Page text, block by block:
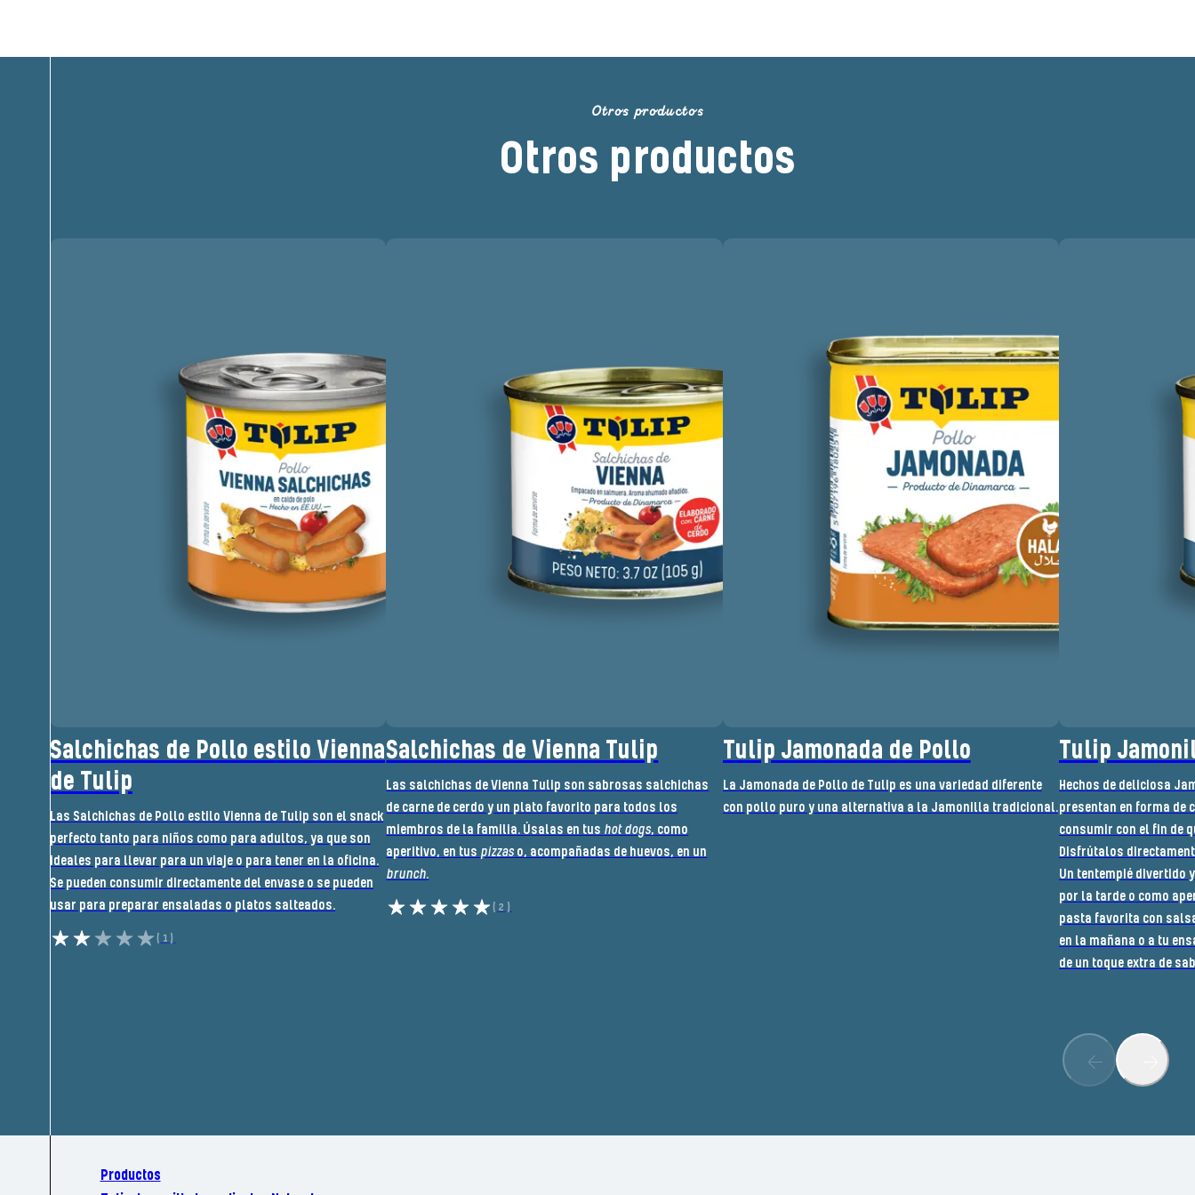
Otros productos
Otros productos
Salchichas de Pollo estilo Vienna
de Tulip
Las Salchichas de Pollo estilo Vienna de Tulip son el snack
perfecto tanto para niños como para adultos, ya que son
ideales para llevar para un viaje o para tener en la oficina.
Se pueden consumir directamente del envase o se pueden
usar para preparar ensaladas o platos salteados.
(1)
Salchichas de Vienna Tulip
Las salchichas de Vienna Tulip son sabrosas salchichas
de carne de cerdo y un plato favorito para todos los
miembros de la familia. Úsalas en tus hot dogs, como
aperitivo, en tus pizzas o, acompañadas de huevos, en un
brunch.
(2)
Tulip Jamonada de Pollo
La Jamonada de Pollo de Tulip es una variedad diferente
con pollo puro y una alternativa a la Jamonilla tradicional.
Tulip
Hechos de deliciosa
presentan en forma de
consumir con el fin de
Disfrútalos
Un tentempié divertido
por la tarde o como
pasta favorita con
en la mañana o a tu
de un toque extra de
Productos